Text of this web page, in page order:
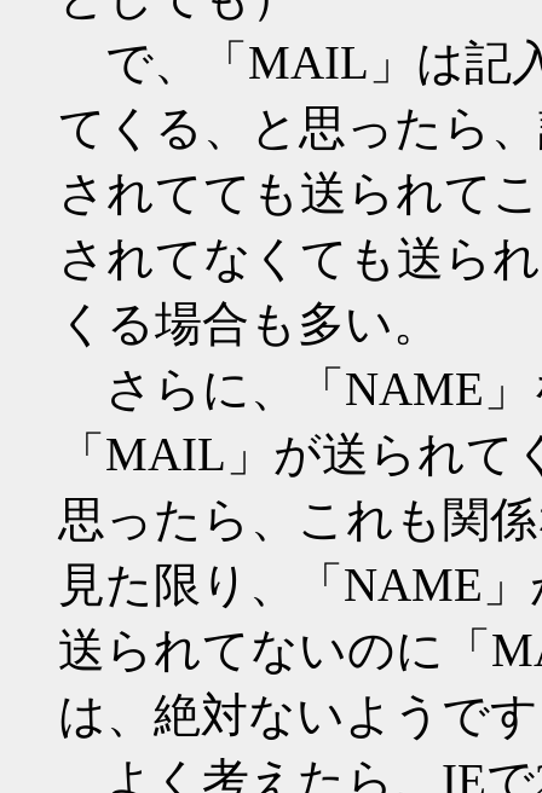
で、「MAIL」は記
てくる、と思ったら
されてても送られて
されてなくても送ら
くる場合も多い。
さらに、「NAME」
「MAIL」が送られて
思ったら、これも関
見た限り、「NAME」
送られてないのに「
は、絶対ないようで
よく考えたら、IEで